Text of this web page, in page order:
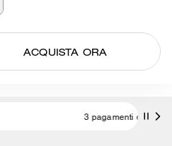
ACQUISTA ORA
89,66 € a interessi 0% con